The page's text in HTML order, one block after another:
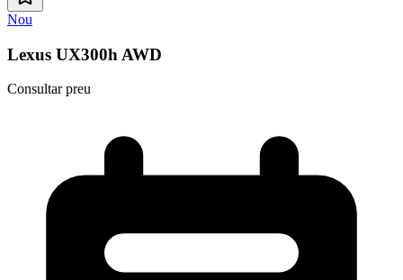
Nou
Lexus UX300h AWD
Consultar preu